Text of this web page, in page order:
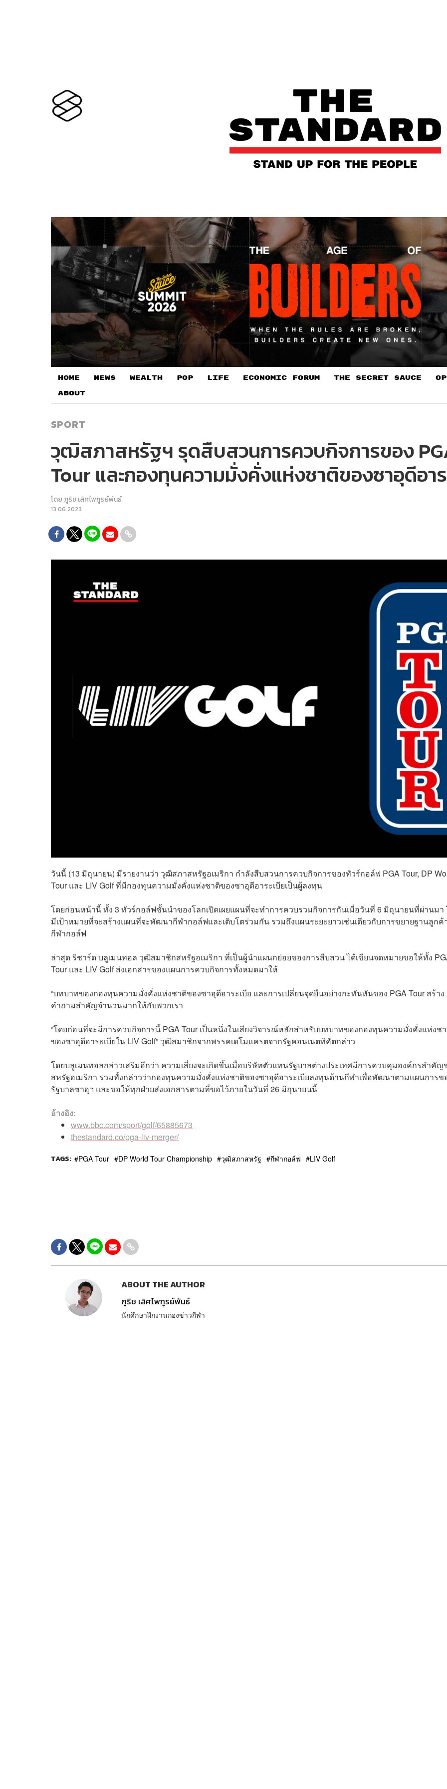
HOME NEWS WEALTH POP LIFE ECONOMIC FORUM THE SECRET SAUCE​
ABOUT
SPORT
วุฒิสภาสหรัฐฯ รุดสืบสวนการควบกิจการของ
Tour และกองทุนความมั่งคั่งแห่งชาติของซาอุดีอาร
โดย ภูริช เลิศไพฑูรย์พันธ์
13.06.2023
วันนี้ (13 มิถุนายน) มีรายงานว่า วุฒิสภาสหรัฐอเมริกา กำลังสืบสวนการควบกิจการของทัวร์กอล์ฟ PGA Tour, DP
Tour และ LIV Golf ที่มีกองทุนความมั่งคั่งแห่งชาติของซาอุดีอาระเบียเป็นผู้ลงทุน
โดยก่อนหน้านี้ ทั้ง 3 ทัวร์กอล์ฟชั้นนำของโลกเปิดเผยแผนที่จะทำการควบรวมกิจการกันเมื่อวันที่ 6 มิถุนายนที่ผ่านมา
มีเป้าหมายที่จะสร้างแผนที่จะพัฒนากีฬากอล์ฟและเติบโตร่วมกัน รวมถึงแผนระยะยาวเช่นเดียวกับการขยายฐานลูกค้
กีฬากอล์ฟ
ล่าสุด ริชาร์ด บลูเมนทอล วุฒิสมาชิกสหรัฐอเมริกา ที่เป็นผู้นำแผนกย่อยของการสืบสวน ได้เขียนจดหมายขอให้ทั้ง
Tour และ LIV Golf ส่งเอกสารของแผนการควบกิจการทั้งหมดมาให้
“บทบาทของกองทุนความมั่งคั่งแห่งชาติของซาอุดีอาระเบีย และการเปลี่ยนจุดยืนอย่างกะทันหันของ PGA Tour สร้าง
คำถามสำคัญจำนวนมากให้กับพวกเรา
“โดยก่อนที่จะมีการควบกิจการนี้ PGA Tour เป็นหนึ่งในเสียงวิจารณ์หลักสำหรับบทบาทของกองทุนความมั่งคั่งแห่งช
ของซาอุดีอาระเบียใน LIV Golf” วุฒิสมาชิกจากพรรคเดโมแครตจากรัฐคอนเนตทิคัตกล่าว
โดยบลูเมนทอลกล่าวเสริมอีกว่า ความเสี่ยงจะเกิดขึ้นเมื่อบริษัทตัวแทนรัฐบาลต่างประเทศมีการควบคุมองค์กรสำคัญ
สหรัฐอเมริกา รวมทั้งกล่าวว่ากองทุนความมั่งคั่งแห่งชาติของซาอุดีอาระเบียลงทุนด้านกีฬาเพื่อพัฒนาตามแผนการข
รัฐบาลซาอุฯ และขอให้ทุกฝ่ายส่งเอกสารตามที่ขอไว้ภายในวันที่ 26 มิถุนายนนี้
อ้างอิง:
www.bbc.com/sport/golf/65885673
thestandard.co/pga-liv-merger/
TAGS: PGA Tour DP World Tour Championship วุฒิสภาสหรัฐ กีฬากอล์ฟ LIV Golf
ABOUT THE AUTHOR
ภูริช เลิศไพฑูรย์พันธ์
นักศึกษาฝึกงานกองข่าวกีฬา